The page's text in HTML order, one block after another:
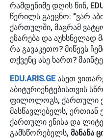
რამდენიმე დღის წინ,
წერილს გაეცნო: “ვარ
ქართულში, მაგრამ
ეზარება და აუხსნელად
რა გავაკეთო? მიწევს
თქვენც ასე ხართ?
EDU.ARIS.GEასეთ
აბიტურიენტებისთვის
ფილოლოგს, ქართული
მასწავლებელს, ერთიან
ქართული ენისა და
გამსწორებელს, მანანა